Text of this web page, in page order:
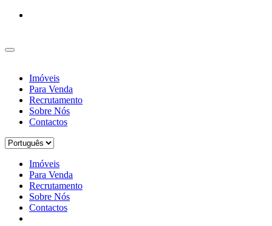
Imóveis
Para Venda
Recrutamento
Sobre Nós
Contactos
Imóveis
Para Venda
Recrutamento
Sobre Nós
Contactos